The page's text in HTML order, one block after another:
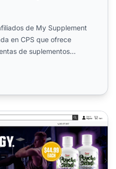
de My Supplement
en CPS que ofrece
de suplementos